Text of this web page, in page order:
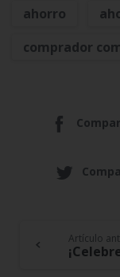
ahorro
comprador
Artículo